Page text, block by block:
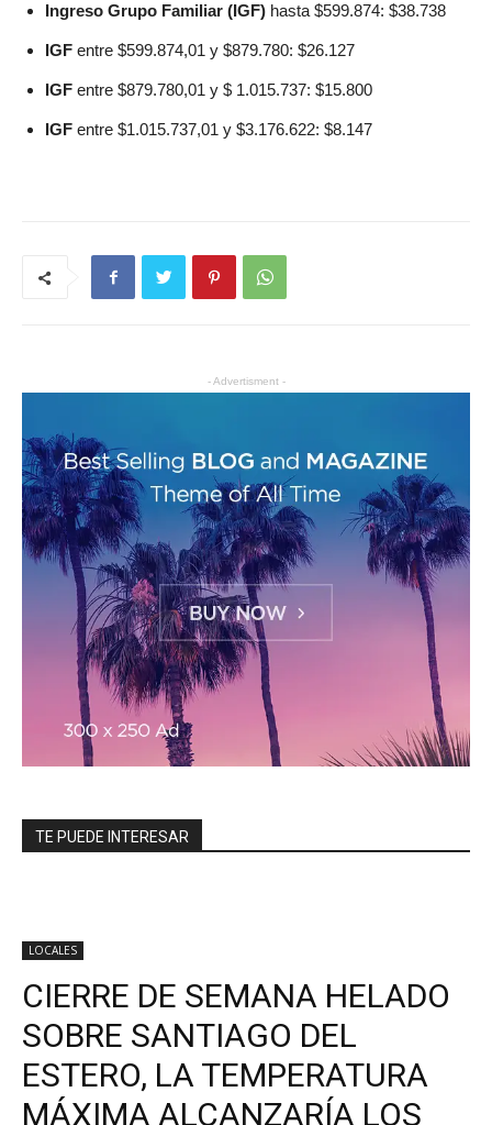
Ingreso Grupo Familiar (IGF) hasta $599.874: $38.738
IGF entre $599.874,01 y $879.780: $26.127
IGF entre $879.780,01 y $ 1.015.737: $15.800
IGF entre $1.015.737,01 y $3.176.622: $8.147
- Advertisment -
TE PUEDE INTERESAR